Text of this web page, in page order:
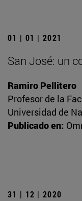
01 | 01 | 2021
San José: un
Ramiro Pellitero
Profesor de la
Universidad de
Publicado en:
31 | 12 | 2020